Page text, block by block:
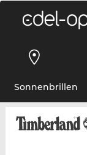
Sonnenbrillen